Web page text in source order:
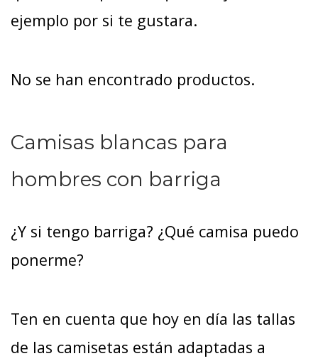
ejemplo por si te gustara.
No se han encontrado productos.
Camisas blancas para
hombres con barriga
¿Y si tengo barriga? ¿Qué camisa puedo
ponerme?
Ten en cuenta que hoy en día las tallas
de las camisetas están adaptadas a